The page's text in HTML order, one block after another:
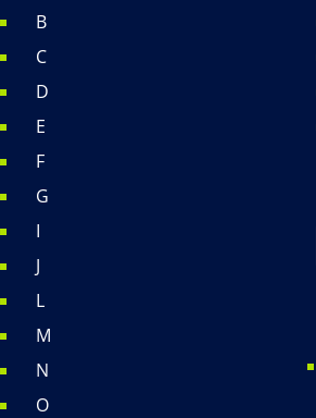
B
C
D
E
F
G
I
J
L
M
N
O